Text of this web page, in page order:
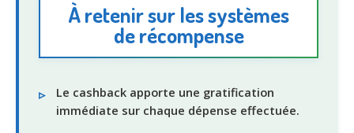
À retenir sur les systèmes
de récompense
Le cashback apporte une gratification
immédiate sur chaque dépense effectuée.